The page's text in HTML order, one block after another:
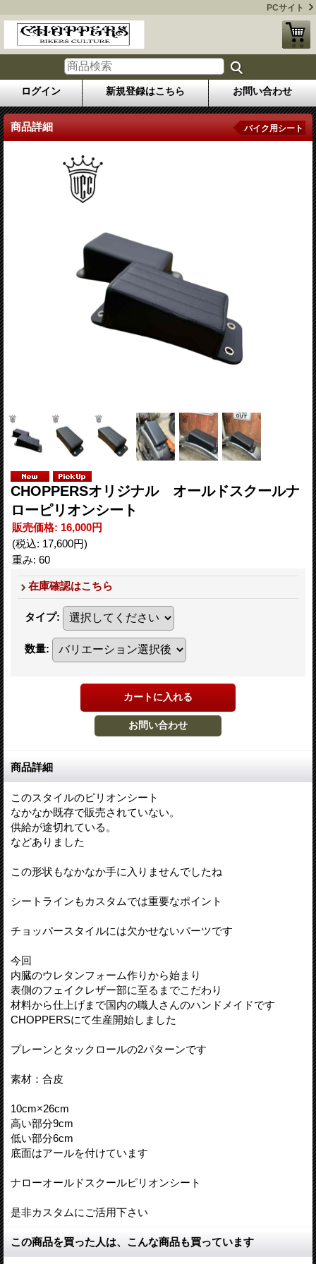
PCサイト
ログイン 新規登録はこちら お問い合わせ
商品詳細 バイク用シート
CHOPPERSオリジナル オールドスクールナ
ローピリオンシート
販売価格: 16,000円
(税込: 17,600円)
重み: 60
在庫確認はこちら
タイプ:
数量:
商品詳細
このスタイルのピリオンシート
なかなか既存で販売されていない。
供給が途切れている。
などありました
この形状もなかなか手に入りませんでしたね
シートラインもカスタムでは重要なポイント
チョッパースタイルには欠かせないパーツです
今回
内臓のウレタンフォーム作りから始まり
表側のフェイクレザー部に至るまでこだわり
材料から仕上げまで国内の職人さんのハンドメイドです
CHOPPERSにて生産開始しました
プレーンとタックロールの2パターンです
素材：合皮
10cm×26cm
高い部分9cm
低い部分6cm
底面はアールを付けています
ナローオールドスクールピリオンシート
是非カスタムにご活用下さい
この商品を買った人は、こんな商品も買っています